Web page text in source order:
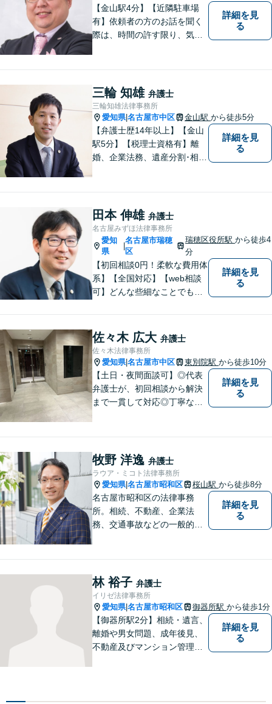
ださい。
【金山駅4分】【近隣駐車場
有】依頼者の方のお話を聞く
際は、時間の許す限り、気の
った対応・解決を目指しま
す。ぜひ、お気軽にご相談く
ださい。
詳細を見
る
三輪 知雄 弁護士
三輪知雄法律事務所
愛知県|名古屋市中区 金山駅 から徒歩5分
【弁護士歴14年以上】【金山
駅5分】【税理士資格有】離
婚、企業法務、遺産分割･相続
解決。【公式LINE】連絡も便
利！お気軽にご相談くださ
い！
詳細を見
る
田本 伸雄 弁護士
名古屋みずほ法律事務所
愛知
県
名古屋市瑞穂
区
瑞穂区役所駅から徒歩4
分
【初回相談0円！柔軟な費用体
系】【全国対応】【web相談
可】どんな些細なことでもお
ターネット／削除請求や開示
請求、利用規約などのトラブ
ルはお任せ！相続／感情面の
納得感を重視します。
詳細を見
る
佐々木 広大 弁護士
佐々木法律事務所
愛知県|名古屋市中区 東別院駅 から徒歩10分
【土日・夜間面談可】◎代表
弁護士が、初回相談から解決
まで一貫して対応◎丁寧な対
を目指します【相続問題】遺
産分割調停や審判もお任せく
ださい【東別院駅】
詳細を見
る
牧野 洋逸 弁護士
ラウア・ミコト法律事務所
愛知県|名古屋市昭和区 桜山駅 から徒歩8分
名古屋市昭和区の法律事務
所。相続、不動産、企業法
務、交通事故などの一般的な
料】【桜山駅より徒歩８分】
【駐車場あり】【オンライン
相談可】
詳細を見
る
林 裕子 弁護士
イリゼ法律事務所
愛知県|名古屋市昭和区 御器所駅 から徒歩1分
【御器所駅2分】相続・遺言、
離婚や男女問題、成年後見、
不動産及びマンション管理な
い、丁寧な説明と迅速な対応
詳細を見
る